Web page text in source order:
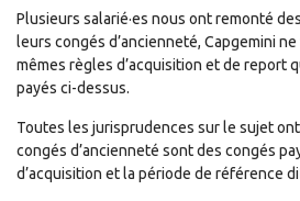
Plusieurs salarié·es nous ont remonté
leurs congés d’ancienneté, Capgemini
mêmes règles d’acquisition et de report
payés ci-dessus.
Toutes les jurisprudences sur le sujet
congés d’ancienneté sont des congés
d’acquisition et la période de référence